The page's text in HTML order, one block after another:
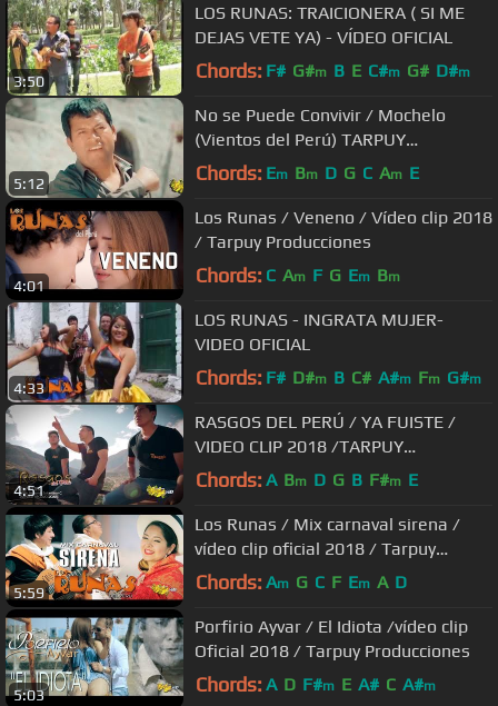
3:50
LOS RUNAS: TRAICIONERA ( SI ME
DEJAS VETE YA) - VÍDEO OFICIAL
Chords: F# G#m B E C#m G# D#m
5:12
No se Puede Convivir / Mochelo
(Vientos del Perú) TARPUY
PRODUCCIONES
Chords: Em Bm D G C Am E
4:01
Los Runas / Veneno / Vídeo clip 2018
/ Tarpuy Producciones
Chords: C Am F G Em Bm
4:33
LOS RUNAS - INGRATA MUJER-
VIDEO OFICIAL
Chords: F# D#m B C# A#m Fm G#m
4:51
RASGOS DEL PERÚ / YA FUISTE /
VIDEO CLIP 2018 /TARPUY
PRODUCCIONES HD
Chords: A Bm D G B F#m E
5:59
Los Runas / Mix carnaval sirena /
vídeo clip oficial 2018 / Tarpuy
Producciones
Chords: Am G C F Em A D
5:03
Porfirio Ayvar / El Idiota /vídeo clip
Oficial 2018 / Tarpuy Producciones
Chords: A D F#m E A# C A#m